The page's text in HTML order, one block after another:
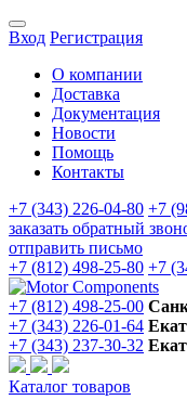
Вход Регистрация
О компании
Доставка
Документация
Новости
Помощь
Контакты
+7 (343) 226-04-80 +7
заказать обратный
отправить письмо
+7 (812) 498-25-80 +7
+7 (812) 498-25-00
+7 (343) 226-01-64
+7 (343) 237-30-32
Каталог товаров